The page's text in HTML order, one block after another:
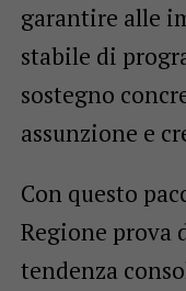
garantire alle
stabile di
sostegno
assunzione e
Con questo
Regione prova
tendenza